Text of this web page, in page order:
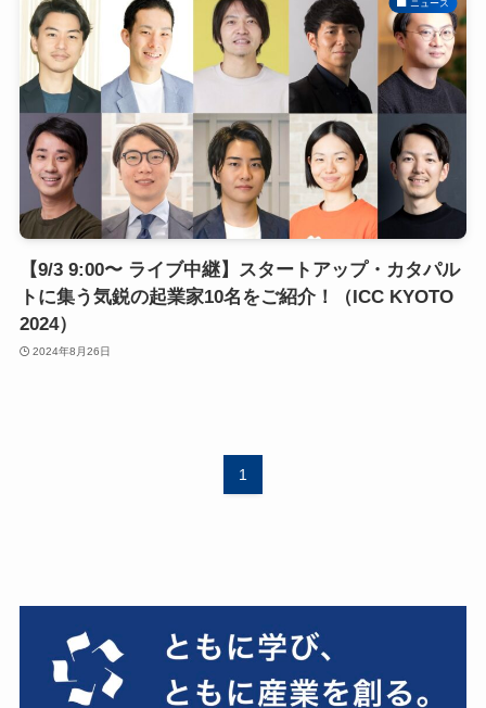
ニュース
【9/3 9:00〜 ライブ中継】スタートアップ・カタパル
トに集う気鋭の起業家10名をご紹介！（ICC KYOTO
2024）
2024年8月26日
1